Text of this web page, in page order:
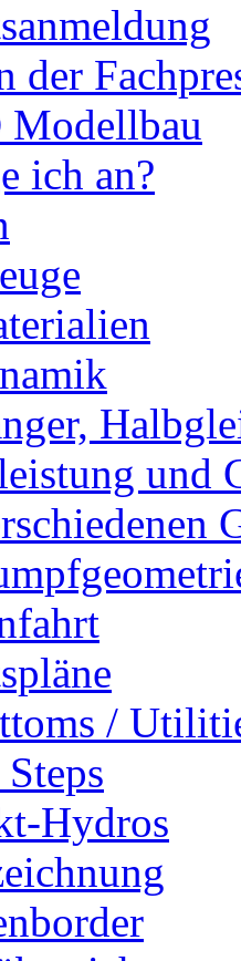
der
Modellbau
ich an?
und
/
Hydros